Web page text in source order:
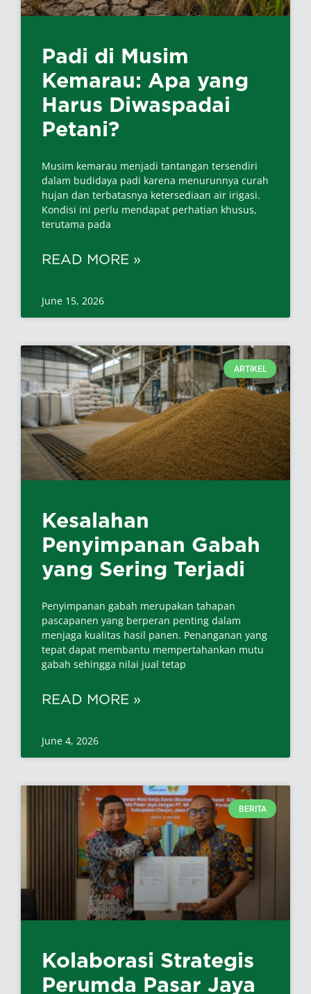
Padi di Musim
Kemarau: Apa yang
Harus Diwaspadai
Petani?
Musim kemarau menjadi tantangan tersendiri
dalam budidaya padi karena menurunnya curah
hujan dan terbatasnya ketersediaan air irigasi.
Kondisi ini perlu mendapat perhatian khusus,
terutama pada
READ MORE »
June 15, 2026
ARTIKEL
Kesalahan
Penyimpanan Gabah
yang Sering Terjadi
Penyimpanan gabah merupakan tahapan
pascapanen yang berperan penting dalam
menjaga kualitas hasil panen. Penanganan yang
tepat dapat membantu mempertahankan mutu
gabah sehingga nilai jual tetap
READ MORE »
June 4, 2026
BERITA
Kolaborasi Strategis
Perumda Pasar Jaya